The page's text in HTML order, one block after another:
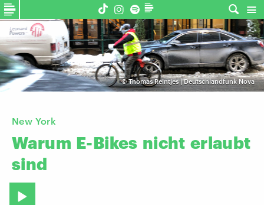
©Thomas Reintjes | Deutschlandfunk Nova
New York
Warum E-Bikes nicht erlaubt
sind